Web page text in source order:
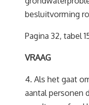
besluitvorming
Pagina 32, tabel
VRAAG
4. Als het gaat
aantal personen